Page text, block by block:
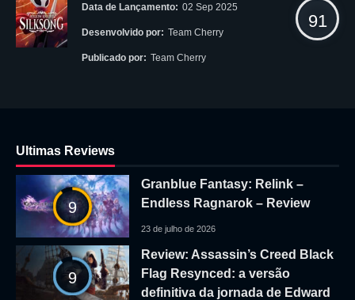
Data de Lançamento: 02 Sep 2025
Desenvolvido por: Team Cherry
Publicado por: Team Cherry
91
Ultimas Reviews
9
Granblue Fantasy: Relink –
Endless Ragnarok – Review
23 de julho de 2026
9
Review: Assassin’s Creed Black
Flag Resynced: a versão
definitiva da jornada de Edward